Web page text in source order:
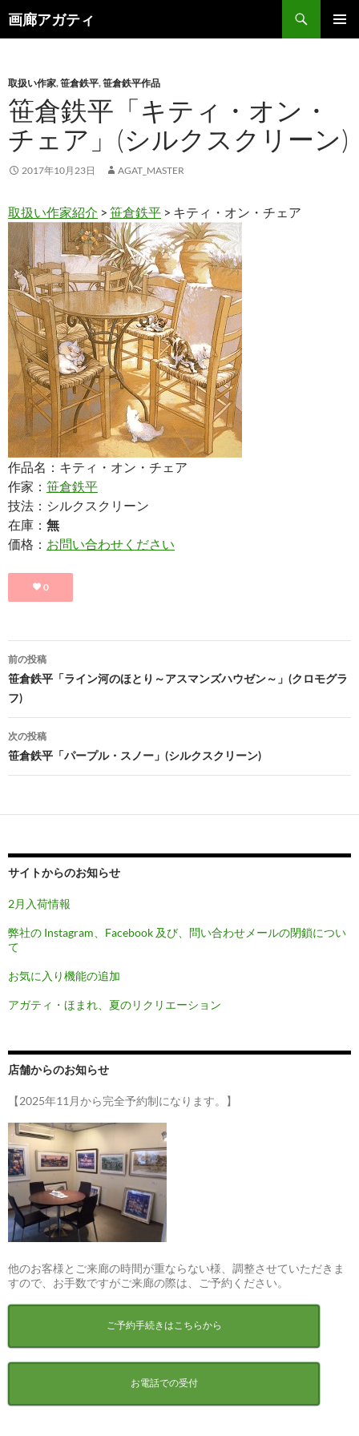
画廊アガティ
索
ン
ツ
へ
ス
キ
ッ
取扱い作家,笹倉鉄平,笹倉鉄平作品
笹倉鉄平「キティ・オン・
チェア」(シルクスクリーン)
2017年10月23日 AGAT_MASTER
取扱い作家紹介 > 笹倉鉄平 > キティ・オン・チェア
作品名：キティ・オン・チェア
作家： 笹倉鉄平
技法：シルクスクリーン
在庫： 無
価格： お問い合わせください
0
投
稿
ナ
ビ
ゲ
シ
ョ
ン
前の投稿
笹倉鉄平「ライン河のほとり～アスマンズハウゼン～」(クロモグラ
フ)
次の投稿
笹倉鉄平「パープル・スノー」(シルクスクリーン)
サイトからのお知らせ
2月入荷情報
弊社の Instagram、Facebook 及び、問い合わせメールの閉鎖につい
て
お気に入り機能の追加
アガティ・ほまれ、夏のリクリエーション
店舗からのお知らせ
【2025年11月から完全予約制になります。】
他のお客様とご来廊の時間が重ならない様、調整させていただきま
すので、お手数ですがご来廊の際は、ご予約ください。
ご予約手続きはこちらから
お電話での受付